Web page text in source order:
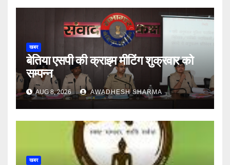
खबर
बेतिया एसपी की क्राइम मीटिंग शुक्रवार को
सम्पन्न
AUG 8, 2026 AWADHESH SHARMA
खबर